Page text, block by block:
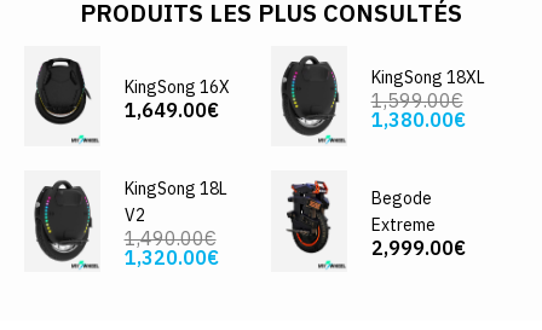
PRODUITS LES PLUS CONSULTÉS
KingSong 16X
1,649.00€
KingSong 18XL
1,599.00€
1,380.00€
KingSong 18L
V2
1,490.00€
1,320.00€
Begode
Extreme
2,999.00€